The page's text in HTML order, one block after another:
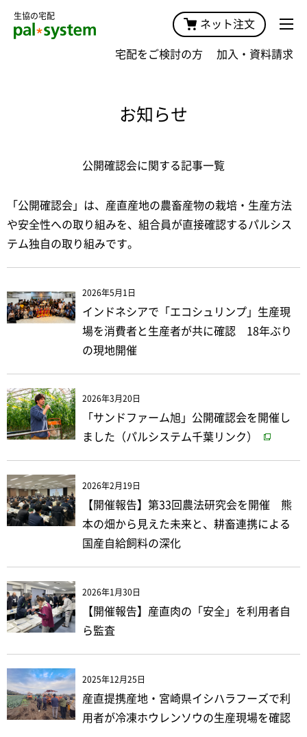
生協の宅配
ネット注文
宅配をご検討の方 加入・資料請求
お知らせ
公開確認会に関する記事一覧
「公開確認会」は、産直産地の農畜産物の栽培・生産方法
や安全性への取り組みを、組合員が直接確認するパルシス
テム独自の取り組みです。
2026年5月1日
インドネシアで「エコシュリンプ」生産現
場を消費者と生産者が共に確認 18年ぶり
の現地開催
2026年3月20日
「サンドファーム旭」公開確認会を開催し
ました（パルシステム千葉リンク）
2026年2月19日
【開催報告】第33回農法研究会を開催 熊
本の畑から見えた未来と、耕畜連携による
国産自給飼料の深化
2026年1月30日
【開催報告】産直肉の「安全」を利用者自
ら監査
2025年12月25日
産直提携産地・宮崎県イシハラフーズで利
用者が冷凍ホウレンソウの生産現場を確認